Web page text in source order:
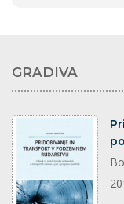
GRADIVA